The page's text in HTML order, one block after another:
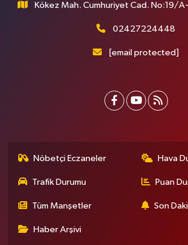
Kökez Mah. Cumhuriyet Cad. No:19/
02427224448
[email protected]
Nöbetçi Eczaneler Hava
Trafik Durumu Puan
Tüm Manşetler Son
Haber Arşivi